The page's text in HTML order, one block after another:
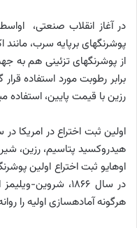
پوشرنگ­های برپایه سرب،
از پوشرنگ­های تزئینی هم به
برابر رطوبت مورد استفاده
رزین با قیمت پایین، استفاده
اوهایو ثبت اختراع اولین
در سال 1866،
هرگونه آماده­سازی اولیه را